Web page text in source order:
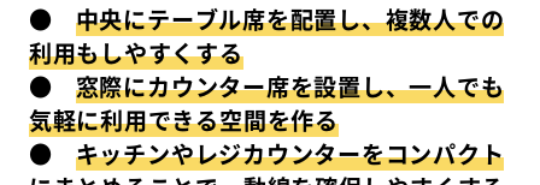
● 中央にテーブル席を配置し、複数人での
利用もしやすくする
● 窓際にカウンター席を設置し、一人でも
気軽に利用できる空間を作る
● キッチンやレジカウンターをコンパクト